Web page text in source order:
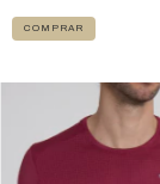
COMPRAR